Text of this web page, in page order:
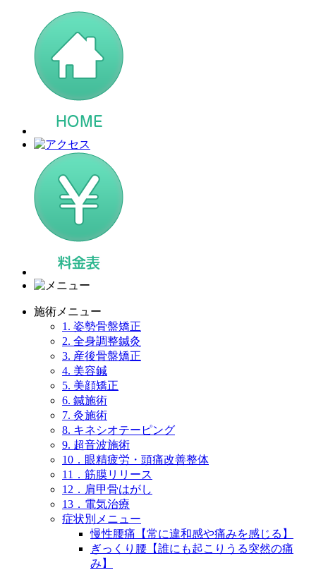
施術メニュー
1. 姿勢骨盤矯正
2. 全身調整鍼灸
3. 産後骨盤矯正
4. 美容鍼
5. 美顔矯正
6. 鍼施術
7. 灸施術
8. キネシオテーピング
9. 超音波施術
10．眼精疲労・頭痛改善整体
11．筋膜リリース
12．肩甲骨はがし
13．電気治療
症状別メニュー
慢性腰痛【常に違和感や痛みを感じる】
ぎっくり腰【誰にも起こりうる突然の痛
み】